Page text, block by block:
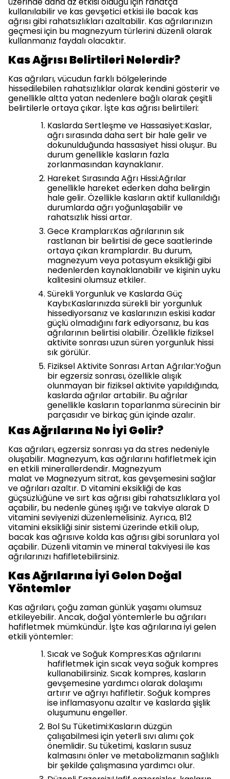
kullanılabilir ve kas gevşetici etkisi ile bacak kas
ağrısı gibi rahatsızlıkları azaltabilir. Kas ağrılarınızın
geçmesi için bu magnezyum türlerini düzenli olarak
kullanmanız faydalı olacaktır.
Kas Ağrısı Belirtileri Nelerdir?
Kas ağrıları, vücudun farklı bölgelerinde
hissedilebilen rahatsızlıklar olarak kendini gösterir ve
genellikle altta yatan nedenlere bağlı olarak çeşitli
belirtilerle ortaya çıkar. İşte kas ağrısı belirtileri:
Kaslarda Sertleşme ve Hassasiyet:Kaslar,
ağrı sırasında daha sert bir hale gelir ve
dokunulduğunda hassasiyet hissi oluşur. Bu
durum genellikle kasların fazla
zorlanmasından kaynaklanır.
Hareket Sırasında Ağrı Hissi:Ağrılar
genellikle hareket ederken daha belirgin
hale gelir. Özellikle kasların aktif kullanıldığı
durumlarda ağrı yoğunlaşabilir ve
rahatsızlık hissi artar.
Gece Krampları:Kas ağrılarının sık
rastlanan bir belirtisi de gece saatlerinde
ortaya çıkan kramplardır. Bu durum,
magnezyum veya potasyum eksikliği gibi
nedenlerden kaynaklanabilir ve kişinin uyku
kalitesini olumsuz etkiler.
Sürekli Yorgunluk ve Kaslarda Güç
Kaybı:Kaslarınızda sürekli bir yorgunluk
hissediyorsanız ve kaslarınızın eskisi kadar
güçlü olmadığını fark ediyorsanız, bu kas
ağrılarının belirtisi olabilir. Özellikle fiziksel
aktivite sonrası uzun süren yorgunluk hissi
sık görülür.
Fiziksel Aktivite Sonrası Artan Ağrılar:Yoğun
bir egzersiz sonrası, özellikle alışık
olunmayan bir fiziksel aktivite yapıldığında,
kaslarda ağrılar artabilir. Bu ağrılar
genellikle kasların toparlanma sürecinin bir
parçasıdır ve birkaç gün içinde azalır.
Kas Ağrılarına Ne İyi Gelir?
Kas ağrıları, egzersiz sonrası ya da stres nedeniyle
oluşabilir. Magnezyum, kas ağrılarını hafifletmek için
en etkili minerallerdendir. Magnezyum
malat ve Magnezyum sitrat, kas gevşemesini sağlar
ve ağrıları azaltır. D vitamini eksikliği de kas
güçsüzlüğüne ve sırt kas ağrısı gibi rahatsızlıklara yol
açabilir, bu nedenle güneş ışığı ve takviye alarak D
vitamini seviyenizi düzenlemelisiniz. Ayrıca, B12
vitamini eksikliği sinir sistemi üzerinde etkili olup,
bacak kas ağrısıve kolda kas ağrısı gibi sorunlara yol
açabilir. Düzenli vitamin ve mineral takviyesi ile kas
ağrılarınızı hafifletebilirsiniz.
Kas Ağrılarına İyi Gelen Doğal
Yöntemler
Kas ağrıları, çoğu zaman günlük yaşamı olumsuz
etkileyebilir. Ancak, doğal yöntemlerle bu ağrıları
hafifletmek mümkündür. İşte kas ağrılarına iyi gelen
etkili yöntemler:
Sıcak ve Soğuk Kompres:Kas ağrılarını
hafifletmek için sıcak veya soğuk kompres
kullanabilirsiniz. Sıcak kompres, kasların
gevşemesine yardımcı olarak dolaşımı
artırır ve ağrıyı hafifletir. Soğuk kompres
ise inflamasyonu azaltır ve kaslarda şişlik
oluşumunu engeller.
Bol Su Tüketimi:Kasların düzgün
çalışabilmesi için yeterli sıvı alımı çok
önemlidir. Su tüketimi, kasların susuz
kalmasını önler ve metabolizmanın sağlıklı
bir şekilde çalışmasına yardımcı olur.